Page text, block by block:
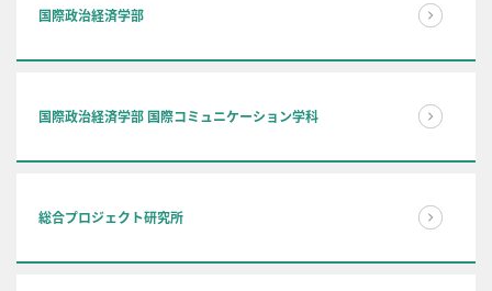
国際政治経済学部
国際政治経済学部 国際コミュニケーション学科
総合プロジェクト研究所